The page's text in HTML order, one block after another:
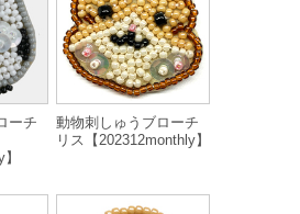
ーチ
動物刺しゅうブローチ
リス【202312monthly】